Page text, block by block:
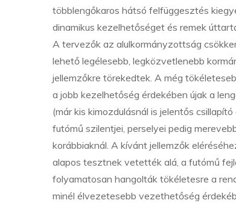
többlengőkaros hátsó felfüggesztés
dinamikus kezelhetőséget és remek
A tervezők az alulkormányzottság
lehető legélesebb, legközvetlenebb
jellemzőkre törekedtek. A még
a jobb kezelhetőség érdekében újak a
(már kis kimozdulásnál is jelentős csillapító
futómű szilentjei, perselyei pedig
korábbiaknál. A kívánt jellemzők
alapos tesztnek vetették alá, a futómű
folyamatosan hangolták tökéletesre a
minél élvezetesebb vezethetőség